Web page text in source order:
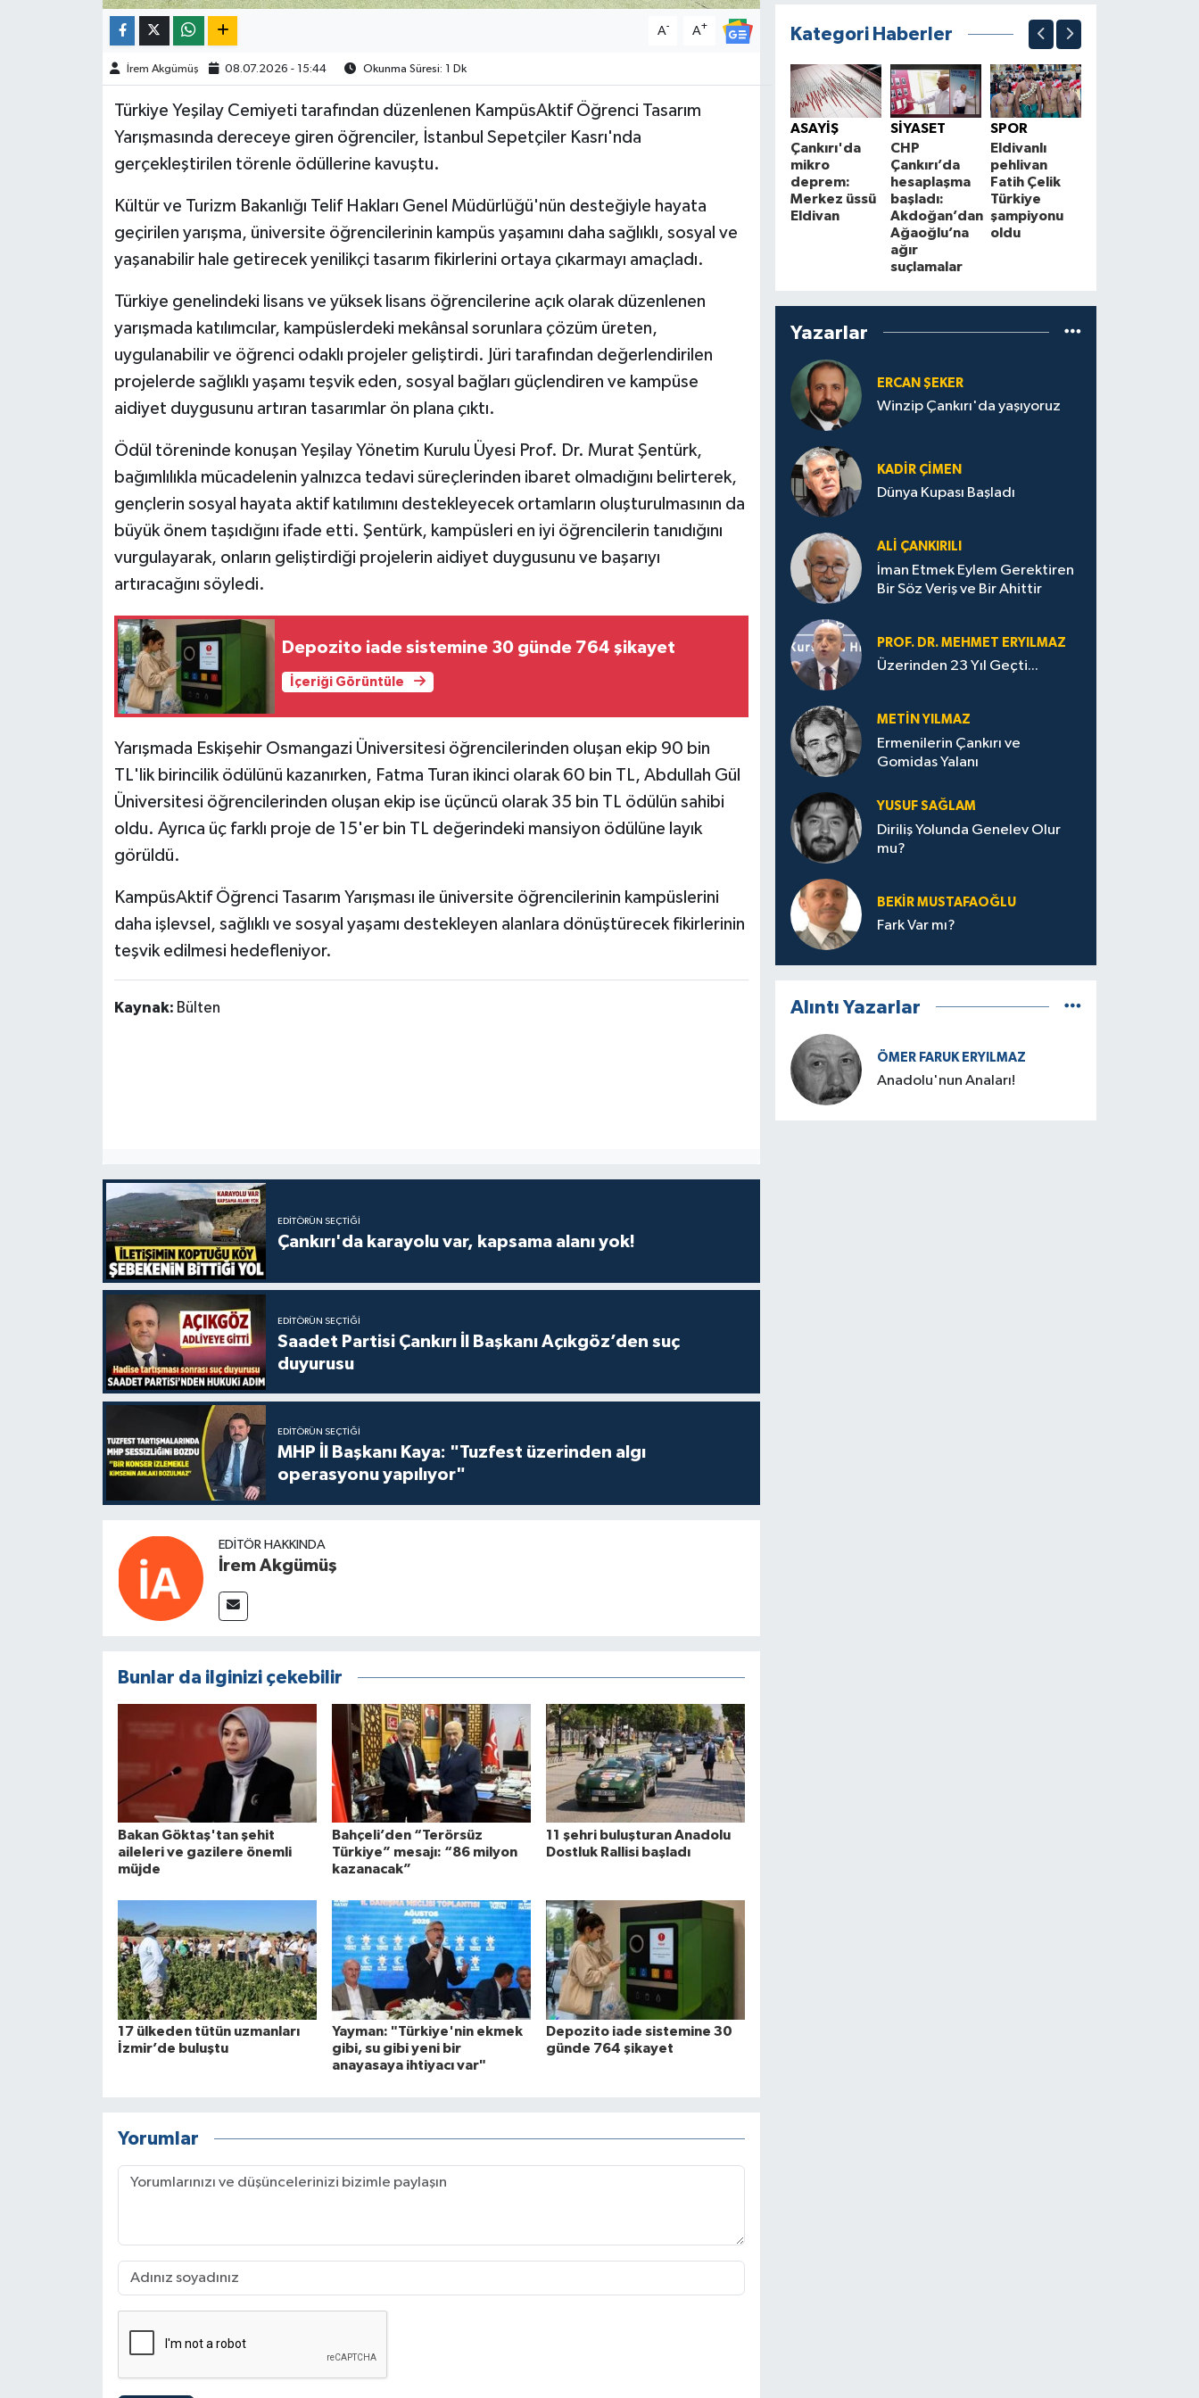
A- A+
İrem Akgümüş 08.07.2026 - 15:44 Okunma Süresi: 1 Dk
Türkiye Yeşilay Cemiyeti tarafından düzenlenen KampüsAktif Öğrenci Tasarım
Yarışmasında dereceye giren öğrenciler, İstanbul Sepetçiler Kasrı'nda
gerçekleştirilen törenle ödüllerine kavuştu.
Kültür ve Turizm Bakanlığı Telif Hakları Genel Müdürlüğü'nün desteğiyle hayata
geçirilen yarışma, üniversite öğrencilerinin kampüs yaşamını daha sağlıklı, sosyal ve
yaşanabilir hale getirecek yenilikçi tasarım fikirlerini ortaya çıkarmayı amaçladı.
Türkiye genelindeki lisans ve yüksek lisans öğrencilerine açık olarak düzenlenen
yarışmada katılımcılar, kampüslerdeki mekânsal sorunlara çözüm üreten,
uygulanabilir ve öğrenci odaklı projeler geliştirdi. Jüri tarafından değerlendirilen
projelerde sağlıklı yaşamı teşvik eden, sosyal bağları güçlendiren ve kampüse
aidiyet duygusunu artıran tasarımlar ön plana çıktı.
Ödül töreninde konuşan Yeşilay Yönetim Kurulu Üyesi Prof. Dr. Murat Şentürk,
bağımlılıkla mücadelenin yalnızca tedavi süreçlerinden ibaret olmadığını belirterek,
gençlerin sosyal hayata aktif katılımını destekleyecek ortamların oluşturulmasının da
büyük önem taşıdığını ifade etti. Şentürk, kampüsleri en iyi öğrencilerin tanıdığını
vurgulayarak, onların geliştirdiği projelerin aidiyet duygusunu ve başarıyı
artıracağını söyledi.
Depozito iade sistemine 30 günde 764 şikayet
İçeriği Görüntüle
Yarışmada Eskişehir Osmangazi Üniversitesi öğrencilerinden oluşan ekip 90 bin
TL'lik birincilik ödülünü kazanırken, Fatma Turan ikinci olarak 60 bin TL, Abdullah Gül
Üniversitesi öğrencilerinden oluşan ekip ise üçüncü olarak 35 bin TL ödülün sahibi
oldu. Ayrıca üç farklı proje de 15'er bin TL değerindeki mansiyon ödülüne layık
görüldü.
KampüsAktif Öğrenci Tasarım Yarışması ile üniversite öğrencilerinin kampüslerini
daha işlevsel, sağlıklı ve sosyal yaşamı destekleyen alanlara dönüştürecek fikirlerinin
teşvik edilmesi hedefleniyor.
Kaynak: Bülten
EDITÖRÜN SEÇTIĞI
Çankırı'da karayolu var, kapsama alanı yok!
EDITÖRÜN SEÇTIĞI
Saadet Partisi Çankırı İl Başkanı Açıkgöz’den suç
duyurusu
EDITÖRÜN SEÇTIĞI
MHP İl Başkanı Kaya: "Tuzfest üzerinden algı
operasyonu yapılıyor"
EDITÖR HAKKINDA
İrem Akgümüş
Bunlar da ilginizi çekebilir
Bakan Göktaş'tan şehit
aileleri ve gazilere önemli
müjde
Bahçeli’den “Terörsüz
Türkiye” mesajı: “86 milyon
kazanacak”
11 şehri buluşturan Anadolu
Dostluk Rallisi başladı
17 ülkeden tütün uzmanları
İzmir’de buluştu
Yayman: "Türkiye'nin ekmek
gibi, su gibi yeni bir
anayasaya ihtiyacı var"
Depozito iade sistemine 30
günde 764 şikayet
Yorumlar
Kategori Haberler
ASAYİŞ
Çankırı'da
mikro
deprem:
Merkez üssü
Eldivan
SİYASET
CHP
Çankırı’da
hesaplaşma
başladı:
Akdoğan’dan
Ağaoğlu’na
ağır
suçlamalar
SPOR
Eldivanlı
pehlivan
Fatih Çelik
Türkiye
şampiyonu
oldu
Yazarlar
ERCAN ŞEKER
Winzip Çankırı'da yaşıyoruz
KADIR ÇIMEN
Dünya Kupası Başladı
ALI ÇANKIRILI
İman Etmek Eylem Gerektiren
Bir Söz Veriş ve Bir Ahittir
PROF. DR. MEHMET ERYILMAZ
Üzerinden 23 Yıl Geçti...
METIN YILMAZ
Ermenilerin Çankırı ve
Gomidas Yalanı
YUSUF SAĞLAM
Diriliş Yolunda Genelev Olur
mu?
BEKIR MUSTAFAOĞLU
Fark Var mı?
Alıntı Yazarlar
ÖMER FARUK ERYILMAZ
Anadolu'nun Anaları!